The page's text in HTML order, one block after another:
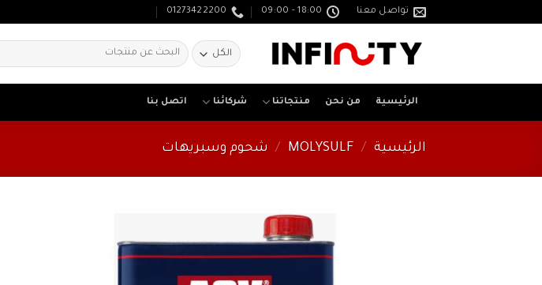
تواصل معنا 18:00 - 09:00
01273422200
البحث
عن:
الرئيسية من نحن منتجاتنا شركائنا اتصل بنا
الرئيسية /
MOLYSULF
/ شحوم وسبريهات